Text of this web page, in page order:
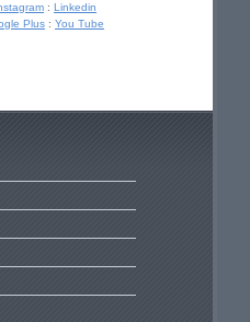
:Linkedin
Plus :You Tube